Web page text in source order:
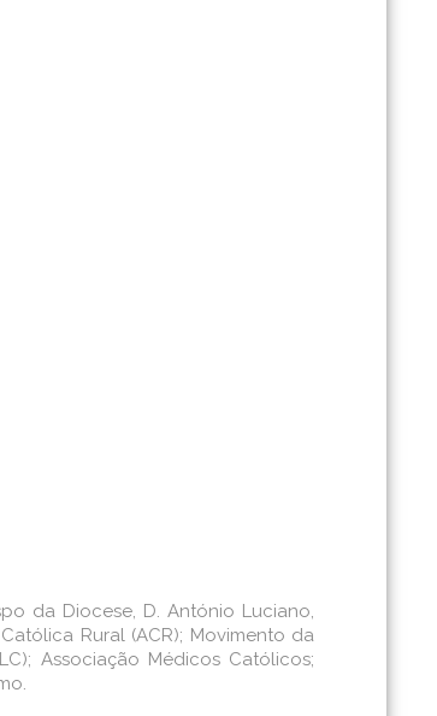
da Diocese, D. António Luciano,
Rural (ACR); Movimento da
Associação Médicos Católicos;